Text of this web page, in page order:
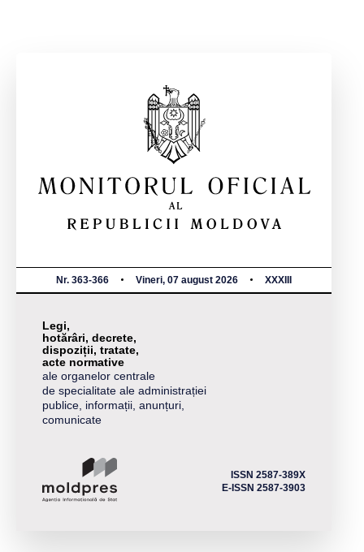
Nr. 363-366 Vineri, 07 august 2026 XXXIII
Legi,
hotărâri, decrete,
dispoziții, tratate,
acte normative
ale organelor centrale
de specialitate ale administrației
publice, informații, anunțuri,
comunicate
ISSN 2587-389X
E-ISSN 2587-3903